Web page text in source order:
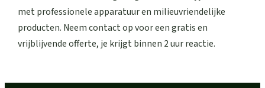
met professionele apparatuur en milieuvriendelijke
producten. Neem contact op voor een gratis en
vrijblijvende offerte, je krijgt binnen 2 uur reactie.